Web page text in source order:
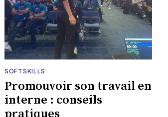
SOFTSKILLS
Promouvoir son travail en
interne : conseils
pratiques